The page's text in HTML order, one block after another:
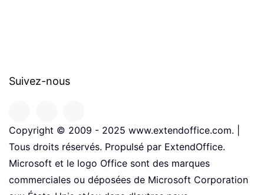
Suivez-nous
Copyright © 2009 - 2025 www.extendoffice.com. |
Tous droits réservés. Propulsé par ExtendOffice.
Microsoft et le logo Office sont des marques
commerciales ou déposées de Microsoft Corporation